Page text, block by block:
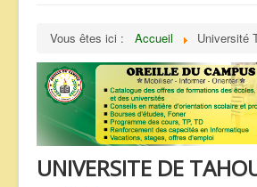
REPERTOIRE
QUI SOMMES NOUS ?
NOS SERVICES
FAQ
CONTACTS
Vous êtes ici : Accueil Université
UNIVERSITE DE